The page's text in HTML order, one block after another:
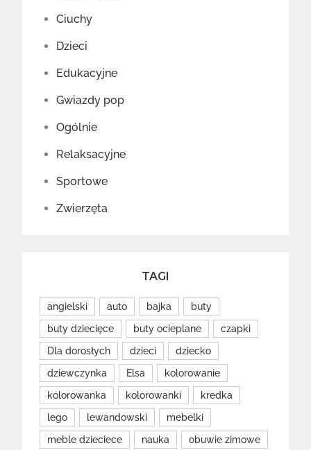
Ciuchy
Dzieci
Edukacyjne
Gwiazdy pop
Ogólnie
Relaksacyjne
Sportowe
Zwierzęta
TAGI
angielski auto bajka
buty
buty dziecięce
buty ocieplane
czapki
Dla dorosłych
dzieci
dziecko
dziewczynka
Elsa
kolorowanie
kolorowanka
kolorowanki
kredka
lego
lewandowski
mebelki
meble dzieciece
nauka obuwie zimowe